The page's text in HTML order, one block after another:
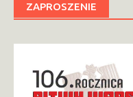
ZAPROSZENIE